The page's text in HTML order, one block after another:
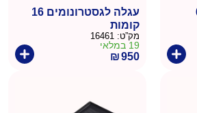
עגלה לגסטרונומים 16
קומות
מק”ט: 16461
19 במלאי
₪950